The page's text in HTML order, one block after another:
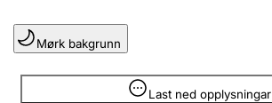
Lag og foreining
Registrere, endre, slette
Mørk bakgrunn
Last ned opplysningar
Opplysninger er skjult